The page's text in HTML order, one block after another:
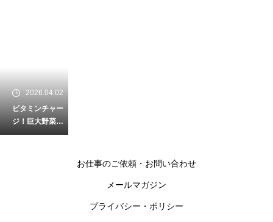
2026.04.02
ビタミンチャー
ジ！巨大野菜と
不思議な傘のポ
お仕事のご依頼・お問い合わせ
メールマガジン
プライバシー・ポリシー